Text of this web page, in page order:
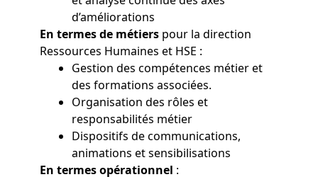
d’améliorations
En termes de métiers pour la direction
Ressources Humaines et HSE :
Gestion des compétences métier et
des formations associées.
Organisation des rôles et
responsabilités métier
Dispositifs de communications,
animations et sensibilisations
En termes opérationnel :